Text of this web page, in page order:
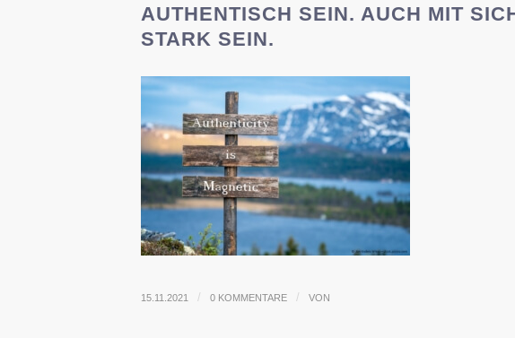
AUTHENTISCH SEIN. AUCH MIT
STARK SEIN.
15.11.2021 / 0 KOMMENTARE / VON